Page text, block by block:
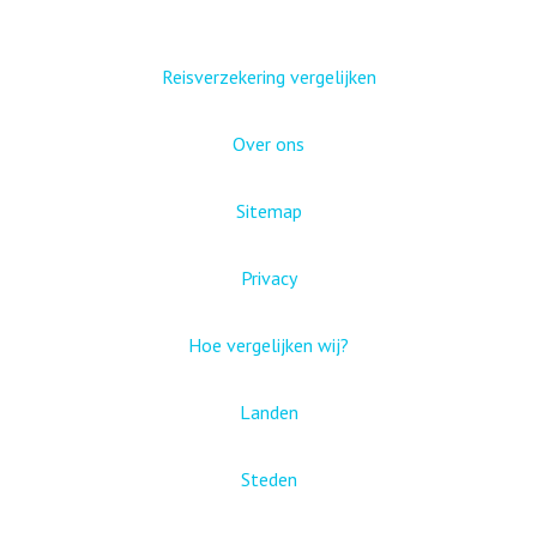
Reisverzekering vergelijken
Over ons
Sitemap
Privacy
Hoe vergelijken wij?
Landen
Steden